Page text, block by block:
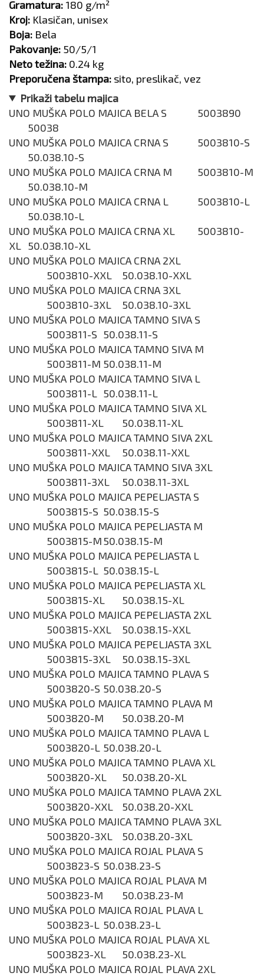
Gramatura: 180 g/m²
Kroj: Klasičan, unisex
Boja: Bela
Pakovanje: 50/5/1
Neto težina: 0.24 kg
Preporučena štampa: sito, preslikač, vez
Prikaži tabelu majica
UNO MUŠKA POLO MAJICA BELA S
5003890
50038
UNO MUŠKA POLO MAJICA CRNA S
5003810-S
50.038.10-S
UNO MUŠKA POLO MAJICA CRNA M
5003810-M
50.038.10-M
UNO MUŠKA POLO MAJICA CRNA L
5003810-L
50.038.10-L
UNO MUŠKA POLO MAJICA CRNA XL
5003810-
XL 50.038.10-XL
UNO MUŠKA POLO MAJICA CRNA 2XL
5003810-XXL
50.038.10-XXL
UNO MUŠKA POLO MAJICA CRNA 3XL
5003810-3XL
50.038.10-3XL
UNO MUŠKA POLO MAJICA TAMNO SIVA S
5003811-S 50.038.11-S
UNO MUŠKA POLO MAJICA TAMNO SIVA M
5003811-M 50.038.11-M
UNO MUŠKA POLO MAJICA TAMNO SIVA L
5003811-L 50.038.11-L
UNO MUŠKA POLO MAJICA TAMNO SIVA XL
5003811-XL
50.038.11-XL
UNO MUŠKA POLO MAJICA TAMNO SIVA 2XL
5003811-XXL
50.038.11-XXL
UNO MUŠKA POLO MAJICA TAMNO SIVA 3XL
5003811-3XL
50.038.11-3XL
UNO MUŠKA POLO MAJICA PEPELJASTA S
5003815-S 50.038.15-S
UNO MUŠKA POLO MAJICA PEPELJASTA M
5003815-M50.038.15-M
UNO MUŠKA POLO MAJICA PEPELJASTA L
5003815-L 50.038.15-L
UNO MUŠKA POLO MAJICA PEPELJASTA XL
5003815-XL
50.038.15-XL
UNO MUŠKA POLO MAJICA PEPELJASTA 2XL
5003815-XXL
50.038.15-XXL
UNO MUŠKA POLO MAJICA PEPELJASTA 3XL
5003815-3XL
50.038.15-3XL
UNO MUŠKA POLO MAJICA TAMNO PLAVA S
5003820-S 50.038.20-S
UNO MUŠKA POLO MAJICA TAMNO PLAVA M
5003820-M
50.038.20-M
UNO MUŠKA POLO MAJICA TAMNO PLAVA L
5003820-L 50.038.20-L
UNO MUŠKA POLO MAJICA TAMNO PLAVA XL
5003820-XL
50.038.20-XL
UNO MUŠKA POLO MAJICA TAMNO PLAVA 2XL
5003820-XXL
50.038.20-XXL
UNO MUŠKA POLO MAJICA TAMNO PLAVA 3XL
5003820-3XL
50.038.20-3XL
UNO MUŠKA POLO MAJICA ROJAL PLAVA S
5003823-S 50.038.23-S
UNO MUŠKA POLO MAJICA ROJAL PLAVA M
5003823-M
50.038.23-M
UNO MUŠKA POLO MAJICA ROJAL PLAVA L
5003823-L 50.038.23-L
UNO MUŠKA POLO MAJICA ROJAL PLAVA XL
5003823-XL
50.038.23-XL
UNO MUŠKA POLO MAJICA ROJAL PLAVA 2XL